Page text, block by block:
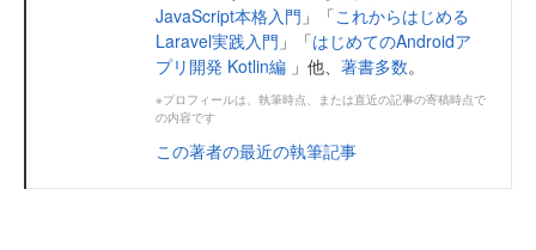
JavaScript本格入門 」「これからはじめる
Laravel実践入門 」「はじめてのAndroidア
プリ開発 Kotlin編 」他、 著書多数。
※プロフィールは、執筆時点、または直近の記事の寄稿時点で
の内容です
この著者の最近の執筆記事